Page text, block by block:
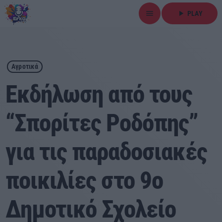
menu play_arrow PLAY
close
play_arrow ΕΡΚΟ
Αρχική
Εκπομπές
Αθλητικά
Αγροτικά
Εκδήλωση από τους
“Σπορίτες Ροδόπης”
για τις παραδοσιακές
ποικιλίες στο 9ο
Δημοτικό Σχολείο